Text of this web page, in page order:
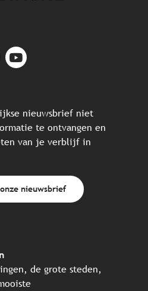
nieuwsbrief niet
te ontvangen en
van je verblijf in
nieuwsbrief
de grote steden,